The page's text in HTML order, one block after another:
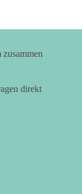
direkt